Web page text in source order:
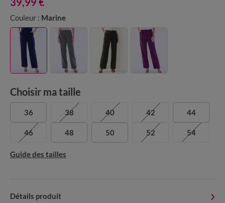
Couleur : Marine
Choisir ma taille
36 38 40 42 44
46 48 50 52 54
Guide des tailles
Détails produit